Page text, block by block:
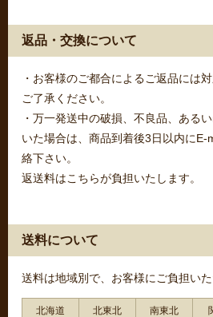
返品・交換について
・お客様のご都合によるご返品には
ご了承ください。
・万一発送中の破損、不良品、ある
いた場合は、商品到着後3日以内にE-
絡下さい。
返送料はこちらが負担いたします。
送料について
送料は地域別で、お客様にご負担いた
北海道 北東北 南東北